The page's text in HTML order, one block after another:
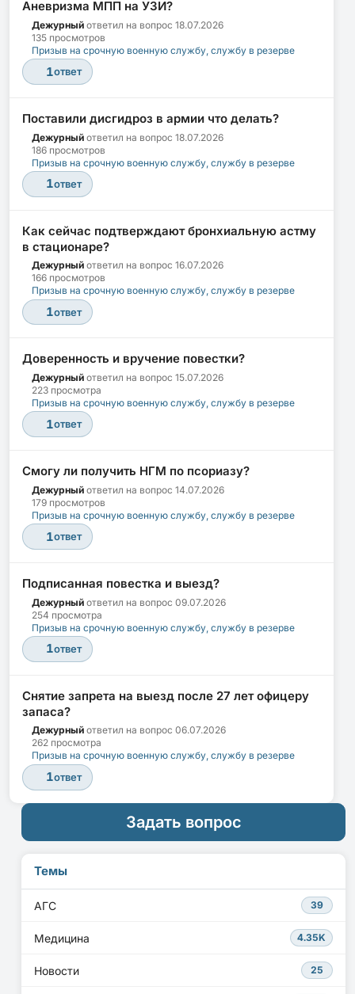
Аневризма МПП на УЗИ?
Дежурный ответил на вопрос 18.07.2026
135 просмотров
Призыв на срочную военную службу, службу в резерве
1ответ
Поставили дисгидроз в армии что делать?
Дежурный ответил на вопрос 18.07.2026
186 просмотров
Призыв на срочную военную службу, службу в резерве
1ответ
Как сейчас подтверждают бронхиальную астму
в стационаре?
Дежурный ответил на вопрос 16.07.2026
166 просмотров
Призыв на срочную военную службу, службу в резерве
1ответ
Доверенность и вручение повестки?
Дежурный ответил на вопрос 15.07.2026
223 просмотра
Призыв на срочную военную службу, службу в резерве
1ответ
Смогу ли получить НГМ по псориазу?
Дежурный ответил на вопрос 14.07.2026
179 просмотров
Призыв на срочную военную службу, службу в резерве
1ответ
Подписанная повестка и выезд?
Дежурный ответил на вопрос 09.07.2026
254 просмотра
Призыв на срочную военную службу, службу в резерве
1ответ
Снятие запрета на выезд после 27 лет офицеру
запаса?
Дежурный ответил на вопрос 06.07.2026
262 просмотра
Призыв на срочную военную службу, службу в резерве
1ответ
Задать вопрос
Темы
АГС 39
Медицина 4.35K
Новости 25